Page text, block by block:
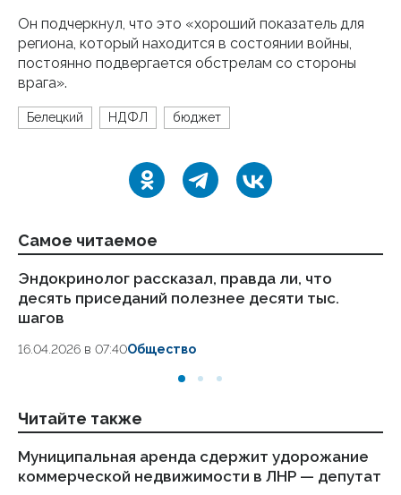
Он подчеркнул, что это «хороший показатель для
региона, который находится в состоянии войны,
постоянно подвергается обстрелам со стороны
врага».
Белецкий НДФЛ бюджет
Самое читаемое
Эндокринолог рассказал, правда ли, что
десять приседаний полезнее десяти тыс.
шагов
16.04.2026 в 07:40Общество
Читайте также
Муниципальная аренда сдержит удорожание
коммерческой недвижимости в ЛНР — депутат